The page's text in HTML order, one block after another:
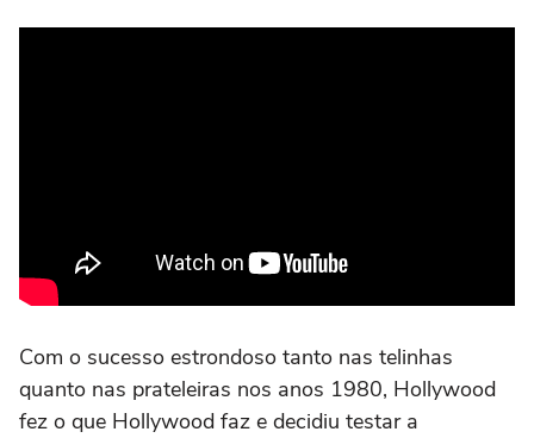
Com o sucesso estrondoso tanto nas telinhas
quanto nas prateleiras nos anos 1980, Hollywood
fez o que Hollywood faz e decidiu testar a